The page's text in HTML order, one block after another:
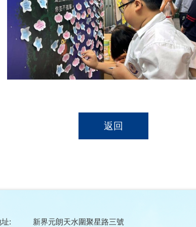
返回
: 新界元朗天水圍聚星路三號